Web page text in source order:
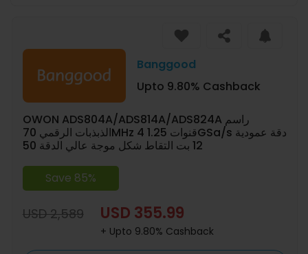
Banggood
Upto 9.80% Cashback
OWON ADS804A/ADS814A/ADS824A راسم
الذبذبات الرقمي 70MHz 4 قنوات 1.25GSa/s دقة عمودية
12 بت التقاط شكل موجة عالي الدقة 50
Save 85%
USD 2,589 USD 355.99
+ Upto 9.80% Cashback